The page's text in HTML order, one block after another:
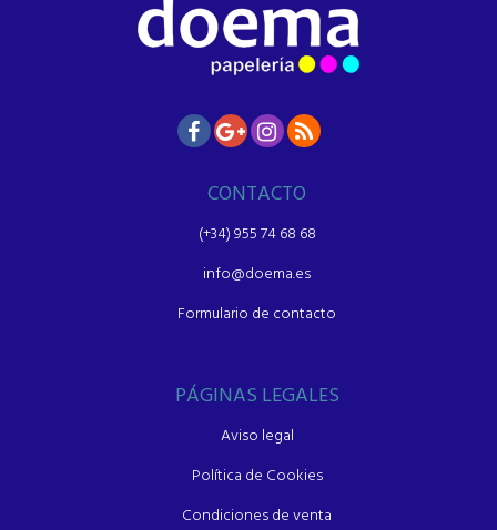
CONTACTO
(+34) 955 74 68 68
info@doema.es
Formulario de contacto
PÁGINAS LEGALES
Aviso legal
Política de Cookies
Condiciones de venta